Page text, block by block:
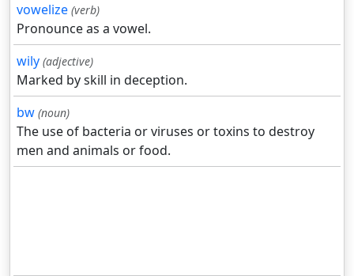
vowelize (verb)
Pronounce as a vowel.
wily (adjective)
Marked by skill in deception.
bw (noun)
The use of bacteria or viruses or toxins to destroy
men and animals or food.